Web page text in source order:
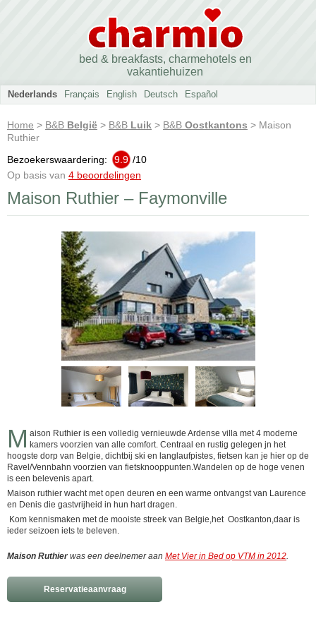
bed & breakfasts, charmehotels en
vakantiehuizen
Nederlands Français English Deutsch Español
Home > B&B België > B&B Luik > B&B Oostkantons > Maison
Ruthier
Bezoekerswaardering:
9.9 /10
Op basis van 4 beoordelingen
Maison Ruthier – Faymonville
M aison Ruthier is een volledig vernieuwde Ardense villa met 4 moderne
kamers voorzien van alle comfort. Centraal en rustig gelegen jn het
hoogste dorp van Belgie, dichtbij ski en langlaufpistes, fietsen kan je hier op de
Ravel/Vennbahn voorzien van fietsknooppunten.Wandelen op de hoge venen
is een belevenis apart.
Maison ruthier wacht met open deuren en een warme ontvangst van Laurence
en Denis die gastvrijheid in hun hart dragen.
Kom kennismaken met de mooiste streek van Belgie,het Oostkanton,daar is
ieder seizoen iets te beleven.
Maison Ruthierwas een deelnemer aan Met Vier in Bed op VTM in 2012.
Reservatieaanvraag